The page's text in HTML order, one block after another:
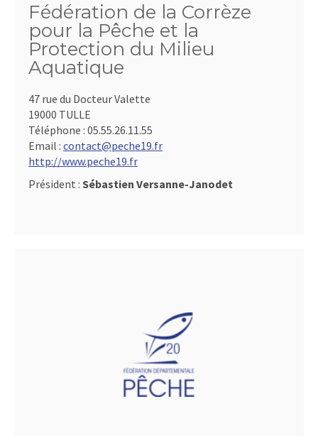
Fédération de la Corrèze
pour la Pêche et la
Protection du Milieu
Aquatique
47 rue du Docteur Valette
19000 TULLE
Téléphone : 05.55.26.11.55
Email : contact@peche19.fr
http://www.peche19.fr
Président : Sébastien Versanne-Janodet